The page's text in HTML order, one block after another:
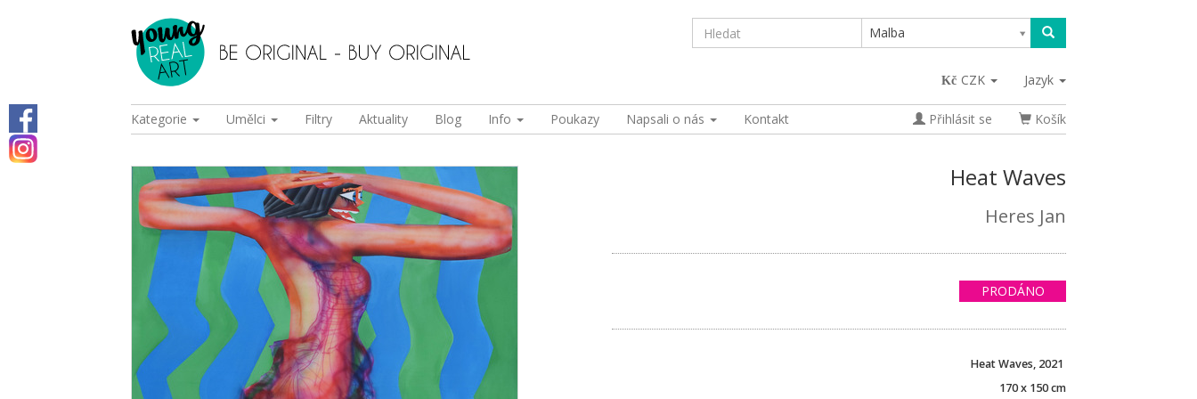
Malba
CZK Jazyk
Kategorie Umělci Filtry Aktuality Blog Info Poukazy Napsali o nás Kontakt Přihlásit se Košík
Heat Waves
Heres Jan
PRODÁNO
Heat Waves, 2021
170 x 150 cm